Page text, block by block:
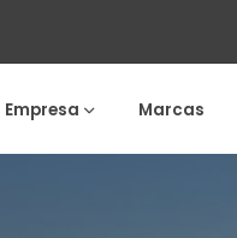
Empresa Marcas